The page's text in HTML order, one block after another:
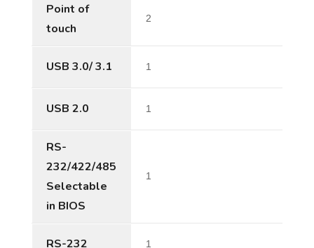
Point of
touch
2
USB 3.0/ 3.1 1
USB 2.0 1
RS-
232/422/485
Selectable
in BIOS
1
RS-232 1